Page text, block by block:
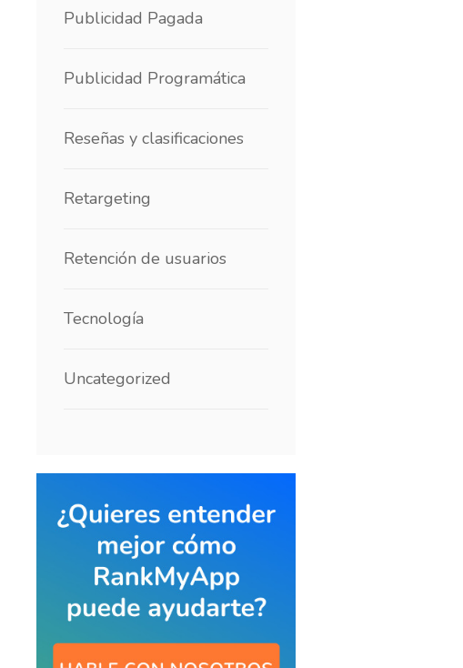
Publicidad Pagada
Publicidad Programática
Reseñas y clasificaciones
Retargeting
Retención de usuarios
Tecnología
Uncategorized